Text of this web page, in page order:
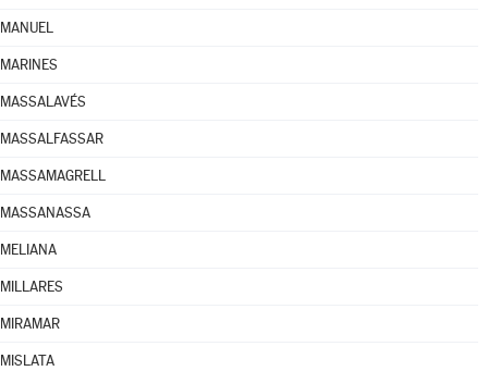
MANUEL
MARINES
MASSALAVÉS
MASSALFASSAR
MASSAMAGRELL
MASSANASSA
MELIANA
MILLARES
MIRAMAR
MISLATA